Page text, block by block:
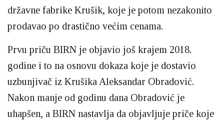
državne fabrike Krušik, koje je potom nezakonito
prodavao po drastično većim cenama.
Prvu priču BIRN je objavio još krajem 2018.
godine i to na osnovu dokaza koje je dostavio
uzbunjivač iz Krušika Aleksandar Obradović.
Nakon manje od godinu dana Obradović je
uhapšen, a BIRN nastavlja da objavljuje priče koje